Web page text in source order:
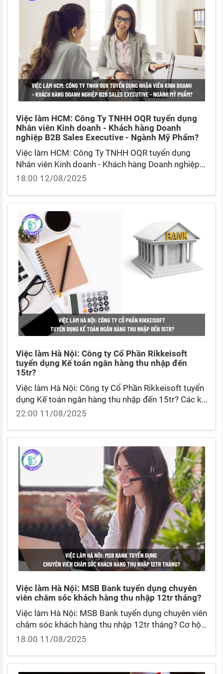
Việc làm HCM: Công Ty TNHH OQR tuyển dụng
Nhân viên Kinh doanh - Khách hàng Doanh
nghiệp B2B Sales Executive - Ngành Mỹ Phẩm?
Việc làm HCM: Công Ty TNHH OQR tuyển dụng
Nhân viên Kinh doanh - Khách hàng Doanh nghiệp
B2B Sales Executive - Ngành Mỹ Phẩm? Nhân viên
18:00 12/08/2025
Việc làm Hà Nội: Công ty Cổ Phần Rikkeisoft
tuyển dụng Kế toán ngân hàng thu nhập đến
15tr?
Việc làm Hà Nội: Công ty Cổ Phần Rikkeisoft tuyển
dụng Kế toán ngân hàng thu nhập đến 15tr? Các kỹ
năng cơ bản mà một kế toán ngân hàng cần biết?
22:00 11/08/2025
Việc làm Hà Nội: MSB Bank tuyển dụng chuyên
viên chăm sóc khách hàng thu nhập 12tr tháng?
Việc làm Hà Nội: MSB Bank tuyển dụng chuyên viên
chăm sóc khách hàng thu nhập 12tr tháng? Cơ hội
đào tạo, nâng cao kiến thức chuyên môn tại MSB?
18:00 11/08/2025